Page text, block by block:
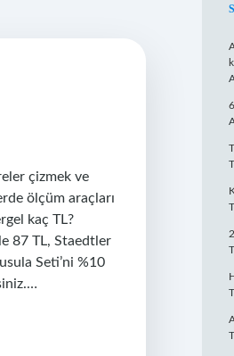
çizmek ve
ölçüm araçları
kaç TL?
87 TL, Staedtler
Seti’ni %10